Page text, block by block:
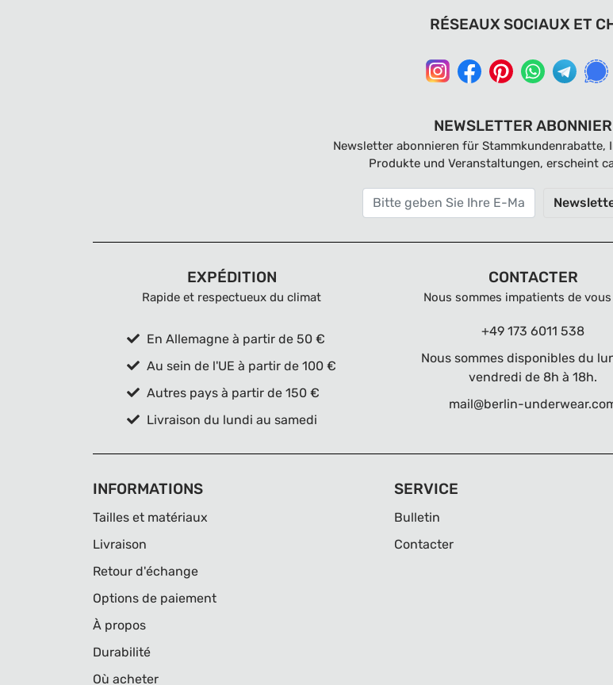
RÉSEAUX SOCIAUX ET
NEWSLETTER
Newsletter abonnieren für Stammkundenrabatte,
Produkte und Veranstaltungen, erscheint
EXPÉDITION
Rapide et respectueux du climat
En Allemagne à partir de 50 €
Au sein de l'UE à partir de 100 €
Autres pays à partir de 150 €
Livraison du lundi au samedi
CONTACTER
Nous sommes impatients de
+49 173 6011 538
Nous sommes disponibles du
vendredi de 8h à 18h.
mail@berlin-
INFORMATIONS
Tailles et matériaux
Livraison
Retour d'échange
Options de paiement
À propos
Durabilité
Où acheter
SERVICE
Bulletin
Contacter